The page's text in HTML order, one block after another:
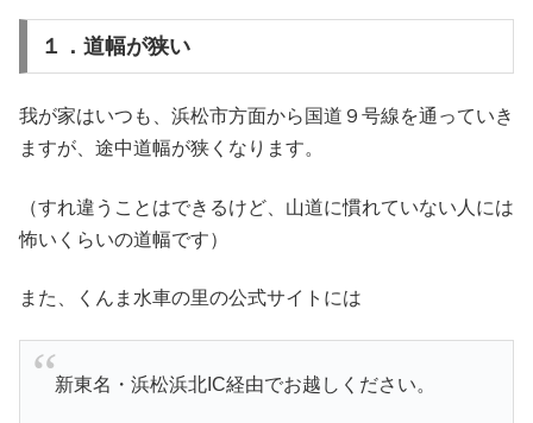
１．道幅が狭い
我が家はいつも、浜松市方面から国道９号線を通っていき
ますが、途中道幅が狭くなります。
（すれ違うことはできるけど、山道に慣れていない人には
怖いくらいの道幅です）
また、くんま水車の里の公式サイトには
新東名・浜松浜北IC経由でお越しください。